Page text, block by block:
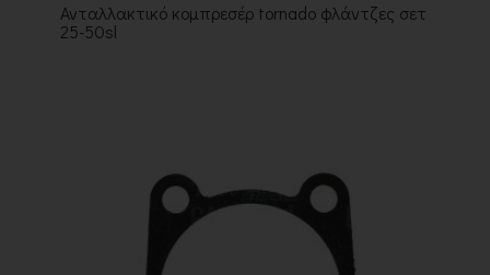
Ανταλλακτικό κομπρεσέρ tornado φλάντζες σετ
25-50sl